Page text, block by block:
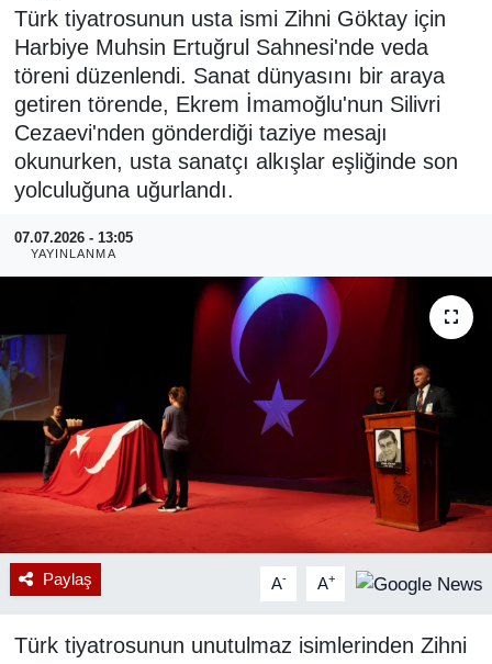
Türk tiyatrosunun usta ismi Zihni Göktay için
Harbiye Muhsin Ertuğrul Sahnesi'nde veda
töreni düzenlendi. Sanat dünyasını bir araya
getiren törende, Ekrem İmamoğlu'nun Silivri
Cezaevi'nden gönderdiği taziye mesajı
okunurken, usta sanatçı alkışlar eşliğinde son
yolculuğuna uğurlandı.
07.07.2026 - 13:05
YAYINLANMA
Paylaş A- A+
Türk tiyatrosunun unutulmaz isimlerinden Zihni
SPOR
ASAYİŞ
RESMİ REKLAM
Son Dakika Haberleri
Haber Arşivi